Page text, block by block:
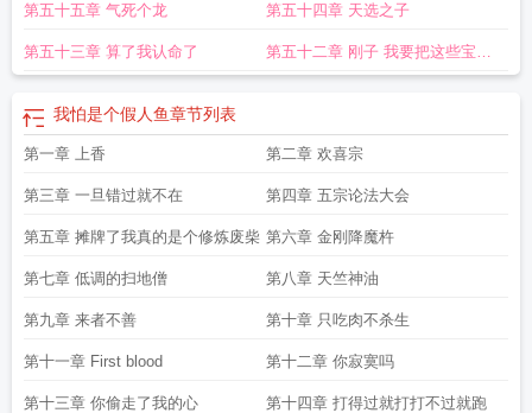
第五十五章 气死个龙 第五十四章 天选之子
第五十三章 算了我认命了 第五十二章 刚子 我要把这些宝贝
我怕是个假人鱼章节列表
第一章 上香 第二章 欢喜宗
第三章 一旦错过就不在 第四章 五宗论法大会
第五章 摊牌了我真的是个修炼废柴 第六章 金刚降魔杵
第七章 低调的扫地僧 第八章 天竺神油
第九章 来者不善 第十章 只吃肉不杀生
第十一章 First blood 第十二章 你寂寞吗
第十三章 你偷走了我的心 第十四章 打得过就打打不过就跑